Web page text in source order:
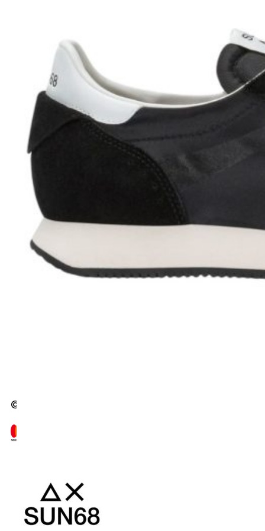
Shop
Autunno Inverno
Primavera Estate
Account
Il mio account
Azienda
© 2026 A&N Luxury S.r.l. P.IVA 05427810873 |